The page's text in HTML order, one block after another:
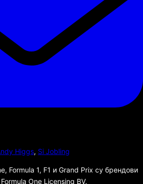
Higgs, Si Jobling
Formula 1, F1 и Grand Prix су брендови
One Licensing BV.